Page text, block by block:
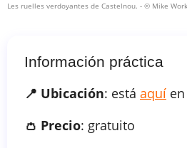
Les ruelles verdoyantes de Castelnou. - © Mike
Información práctica
📍 Ubicación: está aquí
👛 Precio: gratuito